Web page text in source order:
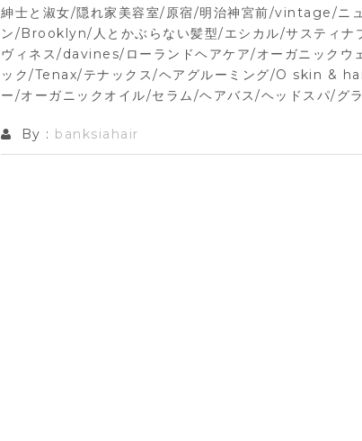
紳士と淑女/隠れ家美容室/原宿/明治神宮前/vintage/ニ
ン/Brooklyn/人とかぶらない髪型/エシカル/サスティナ
ヴィネス/davines/ローランドヘアケア/オーガニック
ック/Tenax/テナックス/ヘアグルーミング/O skin &
ー/オーガニックオイル/セラム/ヘアバス/ヘッドスパ/グ
By : banksiahair